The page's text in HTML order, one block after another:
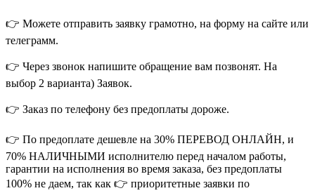
👉 Можете отправить заявку грамотно, на форму на сайте или
телеграмм.
👉 Через звонок напишите обращение вам позвонят. На
выбор 2 варианта) Заявок.
👉 Заказ по телефону без предоплаты дороже.
👉 По предоплате дешевле на 30% ПЕРЕВОД ОНЛАЙН, и
70% НАЛИЧНЫМИ исполнителю перед началом работы,
гарантии на исполнения во время заказа, без предоплаты
100% не даем, так как 👉 приоритетные заявки по